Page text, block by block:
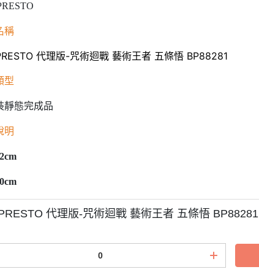
稱
代理版-咒術迴戰 藝術王者 五條悟 BP88281
型
靜態完成品
明
代理版-咒術迴戰 藝術王者 五條悟 BP88281